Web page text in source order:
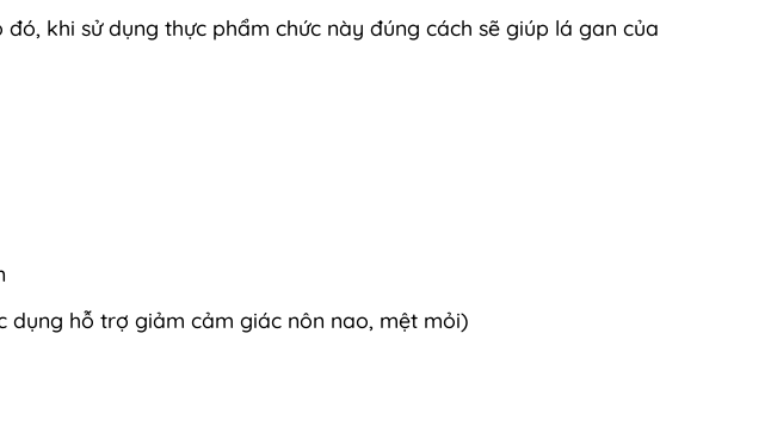
khi sử dụng thực phẩm chức này đúng cách sẽ giúp lá gan của
dụng hỗ trợ giảm cảm giác nôn nao, mệt mỏi)